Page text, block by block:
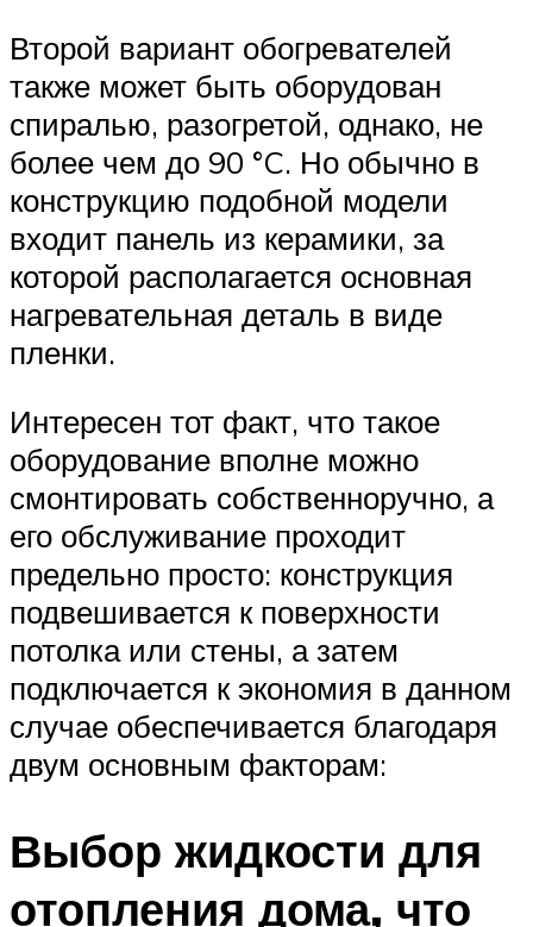
Второй вариант обогревателей
также может быть оборудован
спиралью, разогретой, однако, не
более чем до 90 °C. Но обычно в
конструкцию подобной модели
входит панель из керамики, за
которой располагается основная
нагревательная деталь в виде
пленки.
Интересен тот факт, что такое
оборудование вполне можно
смонтировать собственноручно, а
его обслуживание проходит
предельно просто: конструкция
подвешивается к поверхности
потолка или стены, а затем
подключается к экономия в данном
случае обеспечивается благодаря
двум основным факторам:
Выбор жидкости для
отопления дома, что